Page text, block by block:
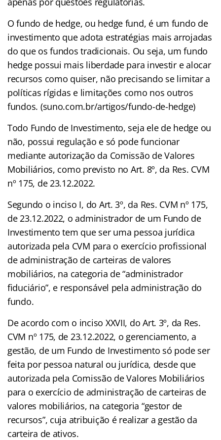
O fundo de hedge, ou hedge fund, é um fundo de
investimento que adota estratégias mais arrojadas
do que os fundos tradicionais. Ou seja, um fundo
hedge possui mais liberdade para investir e alocar
recursos como quiser, não precisando se limitar a
políticas rígidas e limitações como nos outros
fundos. (suno.com.br/artigos/fundo-de-hedge)
Todo Fundo de Investimento, seja ele de hedge ou
não, possui regulação e só pode funcionar
mediante autorização da Comissão de Valores
Mobiliários, como previsto no Art. 8º, da Res. CVM
nº 175, de 23.12.2022.
Segundo o inciso I, do Art. 3º, da Res. CVM nº 175,
de 23.12.2022, o administrador de um Fundo de
Investimento tem que ser uma pessoa jurídica
autorizada pela CVM para o exercício profissional
de administração de carteiras de valores
mobiliários, na categoria de “administrador
fiduciário”, e responsável pela administração do
fundo.
De acordo com o inciso XXVII, do Art. 3º, da Res.
CVM nº 175, de 23.12.2022, o gerenciamento, a
gestão, de um Fundo de Investimento só pode ser
feita por pessoa natural ou jurídica, desde que
autorizada pela Comissão de Valores Mobiliários
para o exercício de administração de carteiras de
valores mobiliários, na categoria “gestor de
recursos”, cuja atribuição é realizar a gestão da
carteira de ativos.